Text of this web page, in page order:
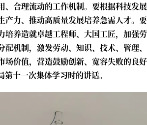
、合理流动的工作机制。要根据科技发
力、推动高质量发展培养急需人才。
培养造就卓越工程师、大国工匠，加强
配机制，激发劳动、知识、技术、管理
场价值，营造鼓励创新、宽容失败的良
十一次集体学习时的讲话。